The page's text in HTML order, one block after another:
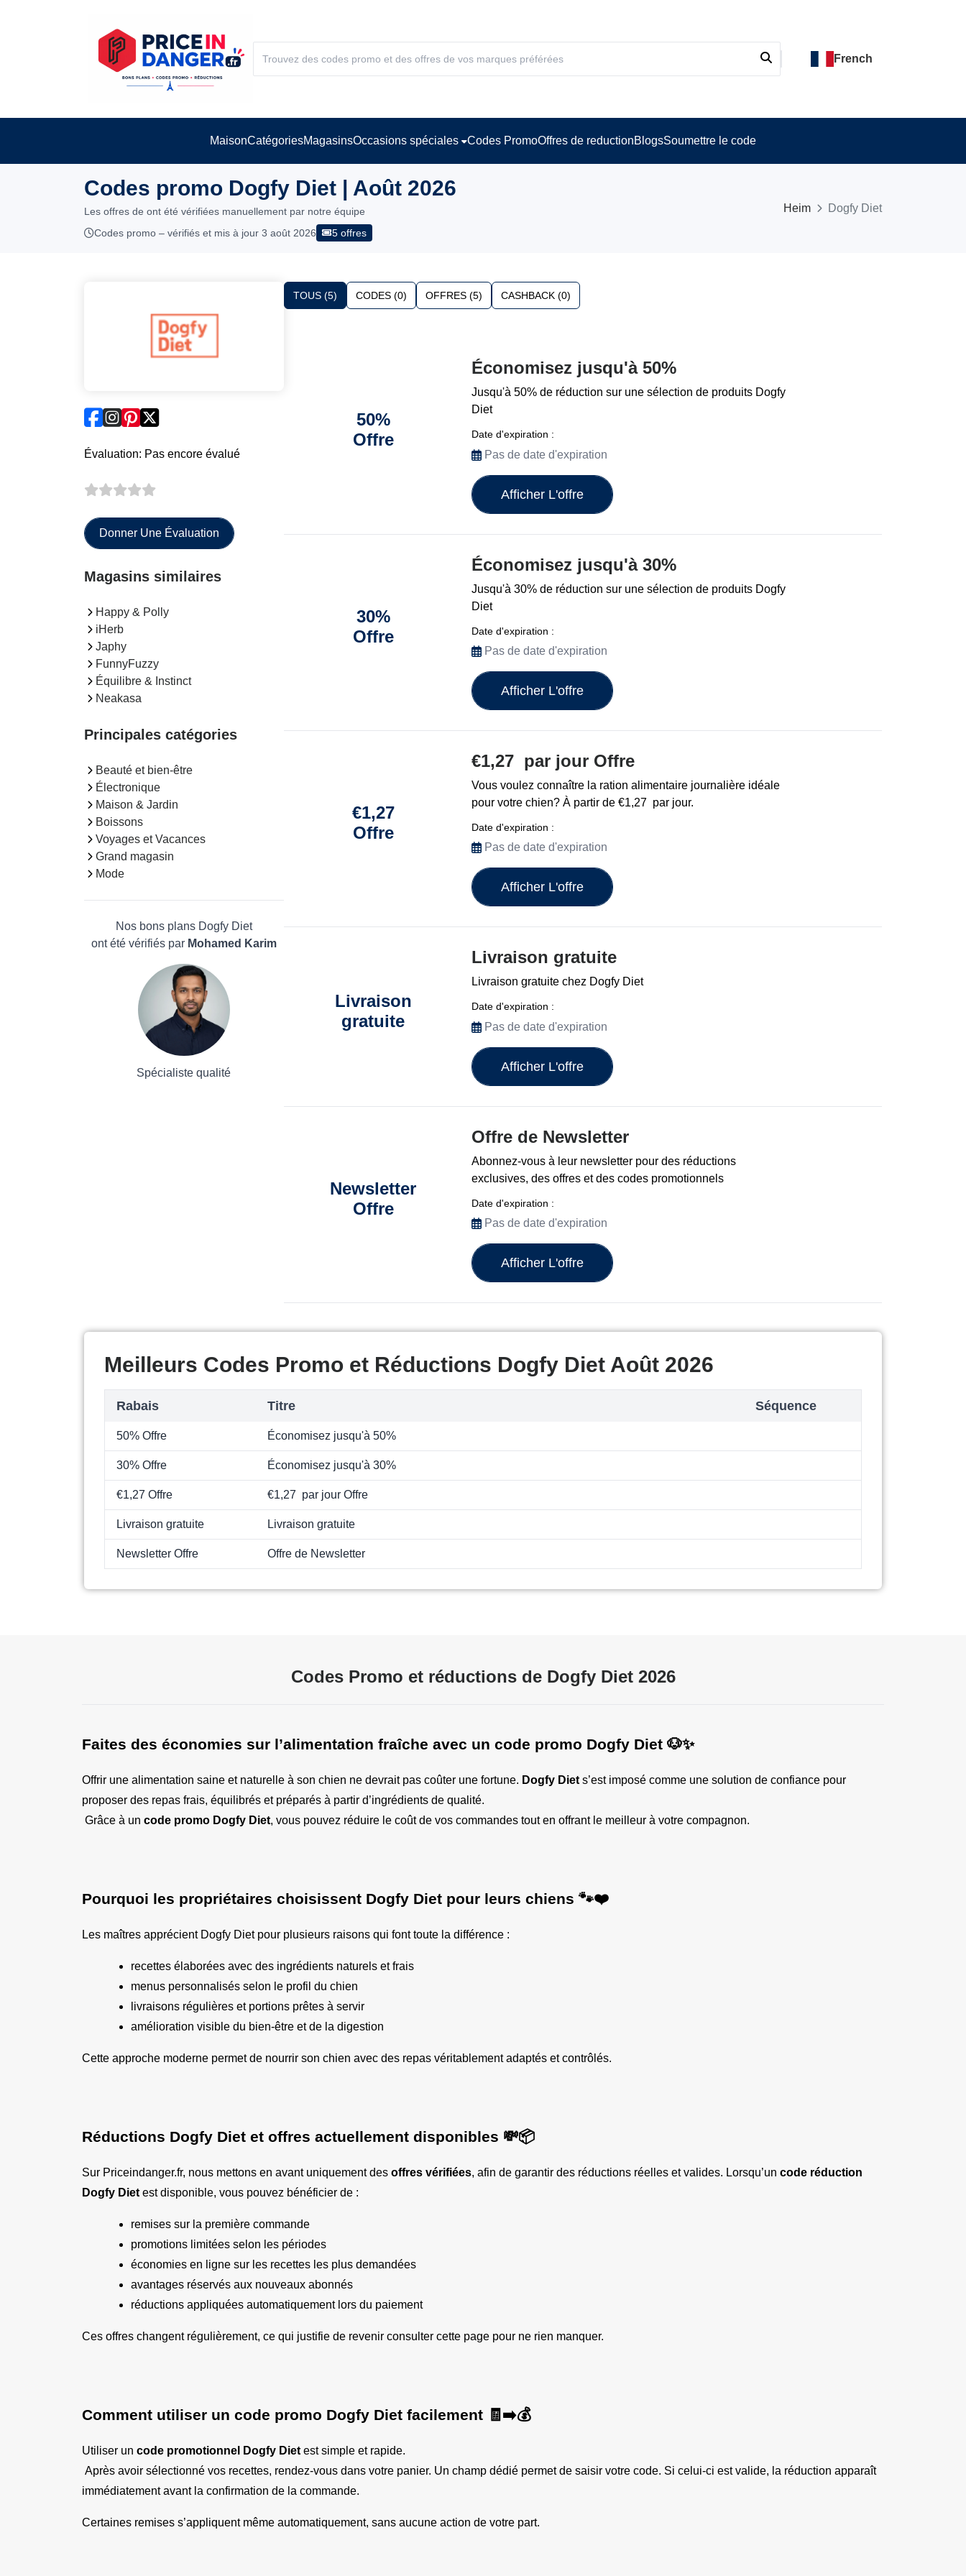
French
MaisonCatégoriesMagasinsOccasions spéciales Codes PromoOffres de reductionBlogsSoumettre le code
Codes promo Dogfy Diet | Août 2026
Les offres de ont été vérifiées manuellement par notre équipe
Codes promo – vérifiés et mis à jour 3 août 2026
5 offres
Heim Dogfy Diet
Évaluation: Pas encore évalué
Donner Une Évaluation
Magasins similaires
Happy & Polly
iHerb
Japhy
FunnyFuzzy
Équilibre & Instinct
Neakasa
Principales catégories
Beauté et bien-être
Électronique
Maison & Jardin
Boissons
Voyages et Vacances
Grand magasin
Mode
Nos bons plans Dogfy Diet
ont été vérifiés par Mohamed Karim
Spécialiste qualité
TOUS (5) CODES (0) OFFRES (5) CASHBACK (0)
50%
Offre
Économisez jusqu'à 50%
Jusqu'à 50% de réduction sur une sélection de produits Dogfy
Diet
Date d'expiration :
Pas de date d'expiration
Afficher L'offre
30%
Offre
Économisez jusqu'à 30%
Jusqu'à 30% de réduction sur une sélection de produits Dogfy
Diet
Date d'expiration :
Pas de date d'expiration
Afficher L'offre
€1,27
Offre
€1,27 par jour Offre
Vous voulez connaître la ration alimentaire journalière idéale
pour votre chien? À partir de €1,27 par jour.
Date d'expiration :
Pas de date d'expiration
Afficher L'offre
Livraison
gratuite
Livraison gratuite
Livraison gratuite chez Dogfy Diet
Date d'expiration :
Pas de date d'expiration
Afficher L'offre
Newsletter
Offre
Offre de Newsletter
Abonnez-vous à leur newsletter pour des réductions
exclusives, des offres et des codes promotionnels
Date d'expiration :
Pas de date d'expiration
Afficher L'offre
Meilleurs Codes Promo et Réductions Dogfy Diet Août 2026
Rabais Titre Séquence
50% Offre Économisez jusqu'à 50%
30% Offre Économisez jusqu'à 30%
€1,27 Offre €1,27 par jour Offre
Livraison gratuite Livraison gratuite
Newsletter Offre Offre de Newsletter
Codes Promo et réductions de Dogfy Diet 2026
Faites des économies sur l’alimentation fraîche avec un code promo Dogfy Diet 🐶✨
Offrir une alimentation saine et naturelle à son chien ne devrait pas coûter une fortune. Dogfy Diet s’est imposé comme une solution de confiance pour
proposer des repas frais, équilibrés et préparés à partir d’ingrédients de qualité.
Grâce à un code promo Dogfy Diet, vous pouvez réduire le coût de vos commandes tout en offrant le meilleur à votre compagnon.
Pourquoi les propriétaires choisissent Dogfy Diet pour leurs chiens 🐾❤️
Les maîtres apprécient Dogfy Diet pour plusieurs raisons qui font toute la différence :
recettes élaborées avec des ingrédients naturels et frais
menus personnalisés selon le profil du chien
livraisons régulières et portions prêtes à servir
amélioration visible du bien-être et de la digestion
Cette approche moderne permet de nourrir son chien avec des repas véritablement adaptés et contrôlés.
Réductions Dogfy Diet et offres actuellement disponibles 💸📦
Sur Priceindanger.fr, nous mettons en avant uniquement des offres vérifiées, afin de garantir des réductions réelles et valides. Lorsqu’un code réduction
Dogfy Diet est disponible, vous pouvez bénéficier de :
remises sur la première commande
promotions limitées selon les périodes
économies en ligne sur les recettes les plus demandées
avantages réservés aux nouveaux abonnés
réductions appliquées automatiquement lors du paiement
Ces offres changent régulièrement, ce qui justifie de revenir consulter cette page pour ne rien manquer.
Comment utiliser un code promo Dogfy Diet facilement 🧾➡️💰
Utiliser un code promotionnel Dogfy Diet est simple et rapide.
immédiatement avant la confirmation de la commande.
Certaines remises s’appliquent même automatiquement, sans aucune action de votre part.